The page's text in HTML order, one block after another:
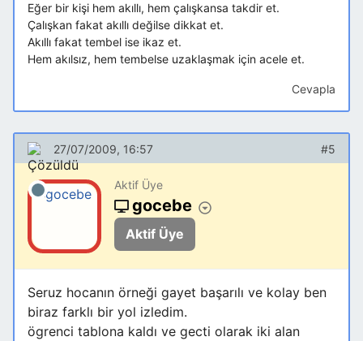
Eğer bir kişi hem akıllı, hem çalışkansa takdir et.
Çalışkan fakat akıllı değilse dikkat et.
Akıllı fakat tembel ise ikaz et.
Hem akılsız, hem tembelse uzaklaşmak için acele et.
Cevapla
27/07/2009, 16:57 #5
Aktif Üye
gocebe
Aktif Üye
Seruz hocanın örneği gayet başarılı ve kolay ben
biraz farklı bir yol izledim.
ögrenci tablona kaldı ve gecti olarak iki alan